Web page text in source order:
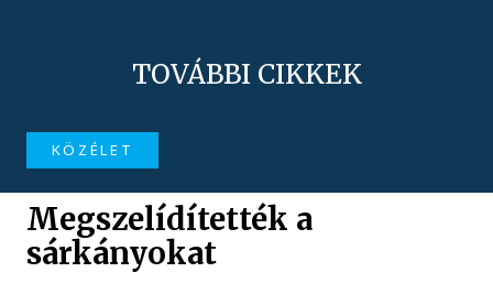
TOVÁBBI CIKKEK
KÖZÉLET
Megszelídítették a
sárkányokat